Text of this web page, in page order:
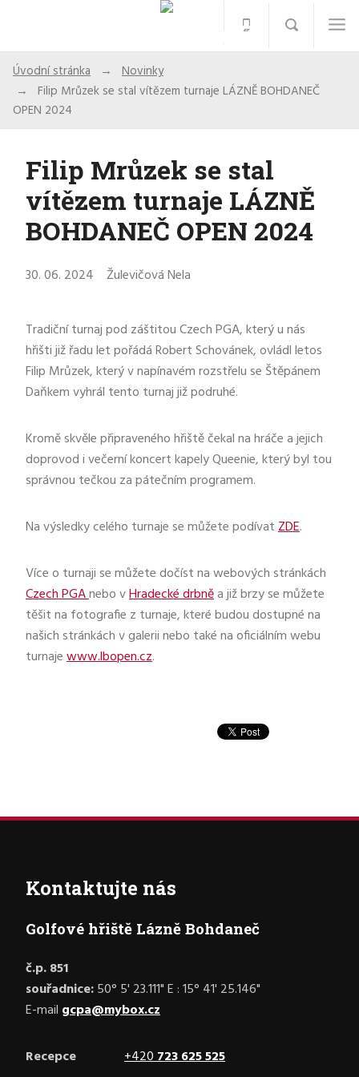
Úvodní stránka
Novinky
Filip Mrůzek se stal vítězem turnaje LÁZNĚ BOHDANEČ
OPEN 2024
Filip Mrůzek se stal
vítězem turnaje LÁZNĚ
BOHDANEČ OPEN 2024
30. 06. 2024 Žulevičová Nela
Tradiční turnaj pod záštitou Czech PGA, který u nás
hřišti již řadu let pořádá Robert Schovánek, ovládl letos
Filip Mrůzek, který v napínavém rozstřelu se Štěpánem
Daňkem vyhrál tento turnaj již podruhé.
Kromě skvěle připraveného hřiště čekal na hráče a jejich
doprovod i večerní koncert kapely Queenie, který byl tou
správnou tečkou za pátečním programem.
Na výsledky celého turnaje se můžete podívatZDE.
Více o turnaji se můžete dočíst na webových stránkách
Czech PGAnebo vHradecké drbněa již brzy se můžete
těšit na fotografie z turnaje, které budou dostupné na
našich stránkách v galerii nebo také na oficiálním webu
turnajewww.lbopen.cz.
Kontaktujte nás
Golfové hřiště Lázně Bohdaneč
č.p. 851
souřadnice:50° 5' 23.111" E : 15° 41' 25.146"
E-mail gcpa@mybox.cz
Recepce +420723 625 525